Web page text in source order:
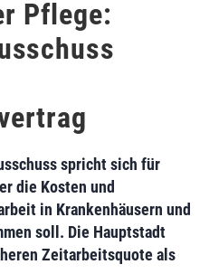
Pflege:
spricht sich für
die Kosten und
in Krankenhäusern und
soll. Die Hauptstadt
Zeitarbeitsquote als